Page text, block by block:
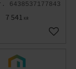
6438537177843
7 541 KR
Gem